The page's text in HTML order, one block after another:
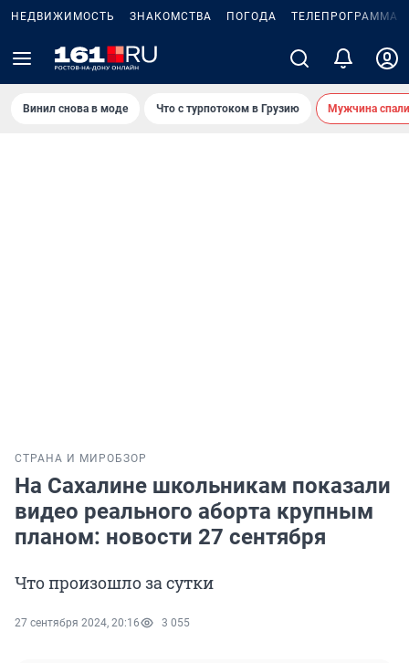
НЕДВИЖИМОСТЬ ЗНАКОМСТВА ПОГОДА ТЕЛЕПРОГРАММА
Винил снова в моде Что с турпотоком в Грузию Мужчина
СТРАНА И МИРОБЗОР
На Сахалине школьникам показали
видео реального аборта крупным
планом: новости 27 сентября
Что произошло за сутки
27 сентября 2024, 20:16 3 055